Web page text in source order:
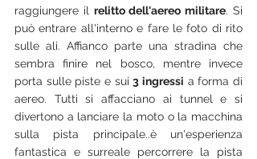
raggiungere il relitto dell'aereo militare. Si
può entrare all'interno e fare le foto di rito
sulle ali. Affianco parte una stradina che
sembra finire nel bosco, mentre invece
porta sulle piste e sui 3 ingressi a forma di
aereo. Tutti si affacciano ai tunnel e si
divertono a lanciare la moto o la macchina
sulla pista principale..è un'esperienza
fantastica e surreale percorrere la pista